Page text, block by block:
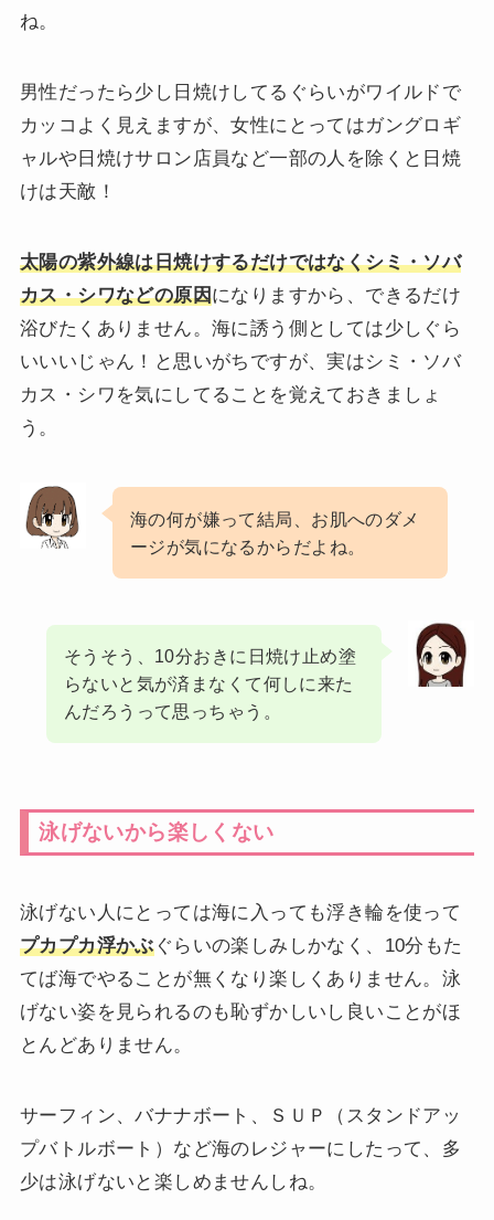
ね。
男性だったら少し日焼けしてるぐらいがワイルドで
カッコよく見えますが、女性にとってはガングロギ
ャルや日焼けサロン店員など一部の人を除くと日焼
けは天敵！
太陽の紫外線は日焼けするだけではなくシミ・ソバ
カス・シワなどの原因になりますから、できるだけ
浴びたくありません。海に誘う側としては少しぐら
いいいじゃん！と思いがちですが、実はシミ・ソバ
カス・シワを気にしてることを覚えておきましょ
う。
海の何が嫌って結局、お肌へのダメ
ージが気になるからだよね。
そうそう、10分おきに日焼け止め塗
らないと気が済まなくて何しに来た
んだろうって思っちゃう。
泳げないから楽しくない
泳げない人にとっては海に入っても浮き輪を使って
プカプカ浮かぶぐらいの楽しみしかなく、10分もた
てば海でやることが無くなり楽しくありません。泳
げない姿を見られるのも恥ずかしいし良いことがほ
とんどありません。
サーフィン、バナナボート、ＳＵＰ（スタンドアッ
プバトルボート）など海のレジャーにしたって、多
少は泳げないと楽しめませんしね。